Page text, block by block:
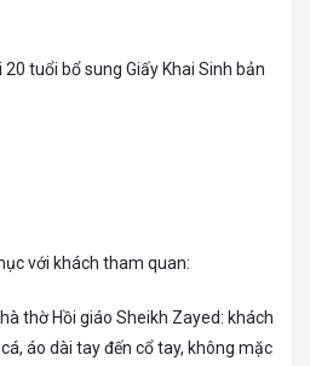
bổ sung Giấy Khai Sinh bản
khách tham quan:
Hồi giáo Sheikh Zayed: khách
áo dài tay đến cổ tay, không mặc